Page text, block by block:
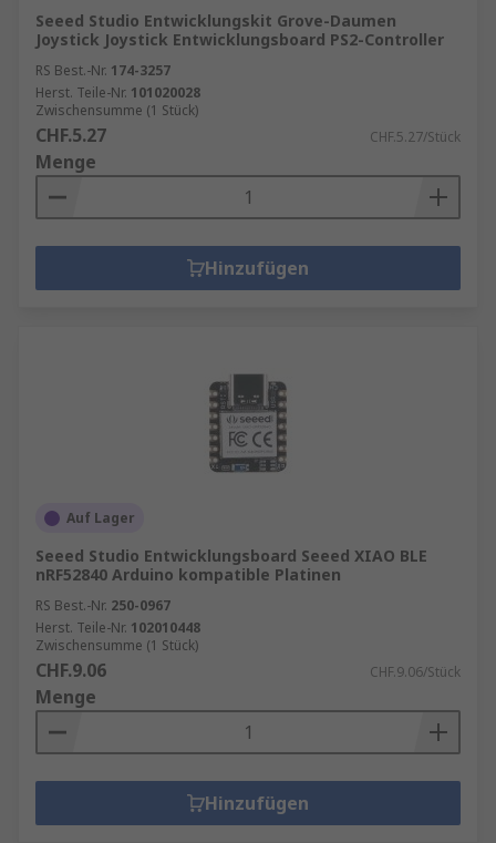
Seeed Studio Entwicklungskit Grove-Daumen
Joystick Joystick Entwicklungsboard PS2-Controller
RS Best.-Nr. 174-3257
Herst. Teile-Nr. 101020028
Zwischensumme (1 Stück)
CHF.5.27 CHF.5.27/Stück
Menge
Hinzufügen
Auf Lager
Seeed Studio Entwicklungsboard Seeed XIAO BLE
nRF52840 Arduino kompatible Platinen
RS Best.-Nr. 250-0967
Herst. Teile-Nr. 102010448
Zwischensumme (1 Stück)
CHF.9.06 CHF.9.06/Stück
Menge
Hinzufügen